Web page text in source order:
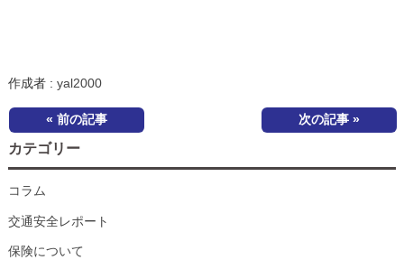
作成者 : yal2000
« 前の記事 次の記事 »
カテゴリー
コラム
交通安全レポート
保険について